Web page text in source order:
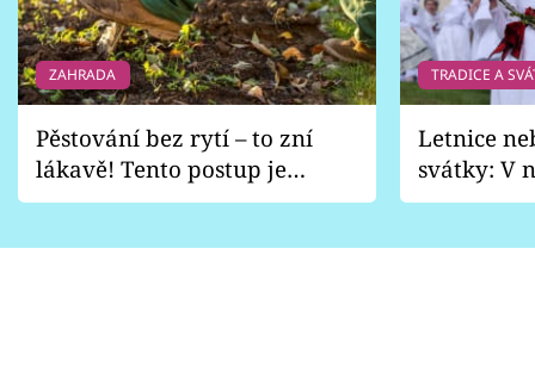
ZAHRADA
Pěstování bez rytí – to zní
lákavě! Tento postup je
vhodný jen pro některé
TRADICE A
Letnice
svátky: V
pondělí